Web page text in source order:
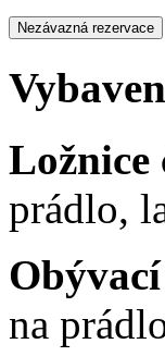
Ložnice
prádlo,
na